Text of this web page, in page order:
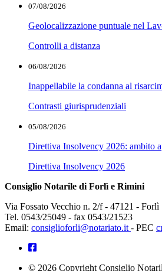
07/08/2026
Geolocalizzazione puntuale nel
Controlli a distanza
06/08/2026
Inappellabile la condanna al
Contrasti giurisprudenziali
05/08/2026
Direttiva Insolvency 2026: ambito
Direttiva Insolvency 2026
Consiglio Notarile di Forlì e Rimini
Via Fossato Vecchio n. 2/f - 47121 - Forlì
Tel. 0543/25049 - fax 0543/21523
Email: consiglioforli@notariato.it - PEC
© 2026 Copyright Consiglio